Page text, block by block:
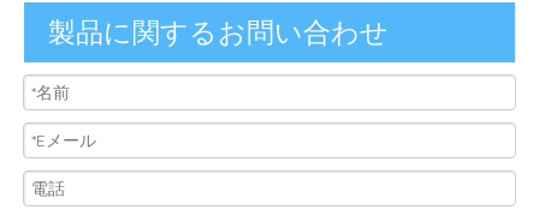
製品に関するお問い合わせ